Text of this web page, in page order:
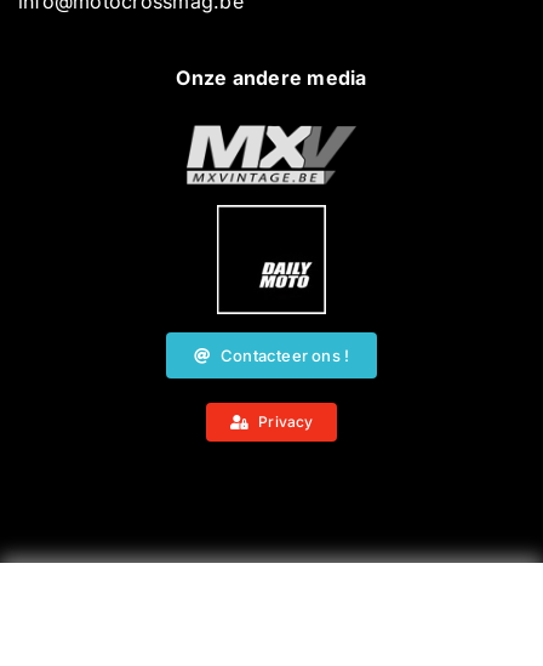
Onze andere media
Contacteer ons !
Privacy